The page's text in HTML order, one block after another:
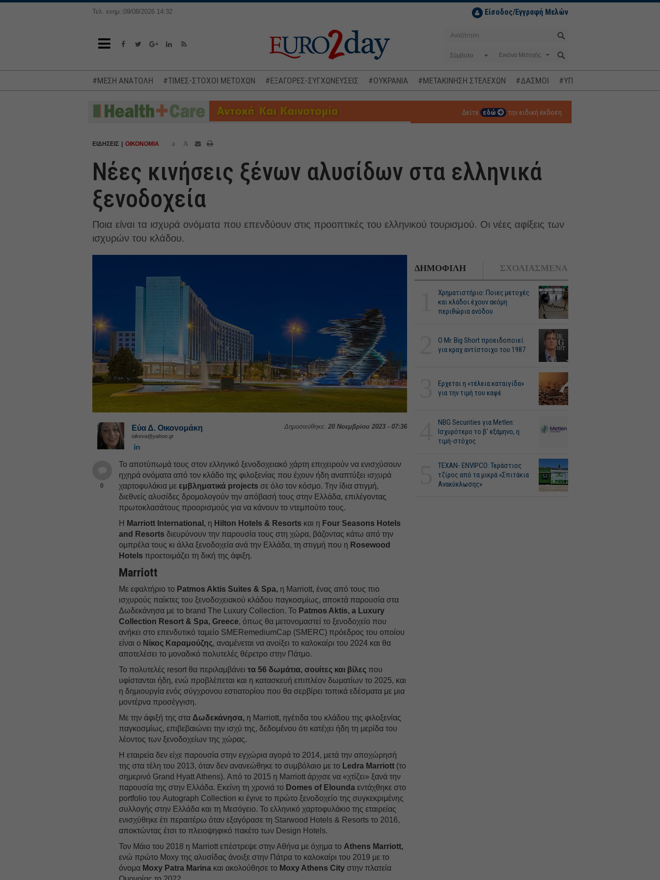
Τελ. ενημ.:09/08/2026 14:32 Είσοδος/Εγγραφή Μελών
Σύμβολο
#ΜΕΣΗ ΑΝΑΤΟΛΗ #ΤΙΜΕΣ-ΣΤΟΧΟΙ ΜΕΤΟΧΩΝ #ΕΞΑΓΟΡΕΣ-ΣΥΓΧΩΝΕΥΣΕΙΣ #ΟΥΚΡΑΝΙΑ #ΜΕΤΑΚΙΝΗΣΗ ΣΤΕΛΕΧΩΝ #ΔΑΣΜΟΙ #ΥΠΟΚΛΟΠΕΣ
Δείτε εδώ την ειδική έκδοση
ΕΙΔΗΣΕΙΣ ΟΙΚΟΝΟΜΙΑ a A
Νέες κινήσεις ξένων αλυσίδων στα ελληνικά
ξενοδοχεία
Ποια είναι τα ισχυρά ονόματα που επενδύουν στις προοπτικές του ελληνικού τουρισμού. Οι νέες αφίξεις των
ισχυρών του κλάδου.
Δημοσιεύθηκε: 20 Νοεμβρίου 2023 - 07:36
Εύα Δ. Οικονομάκη
oikeva@yahoo.gr
0
Το αποτύπωμά τους στον ελληνικό ξενοδοχειακό χάρτη επιχειρούν να ενισχύσουν
ηχηρά ονόματα από τον κλάδο της φιλοξενίας που έχουν ήδη αναπτύξει ισχυρά
χαρτοφυλάκια μεεμβληματικά projects σε όλο τον κόσμο. Την ίδια στιγμή,
διεθνείς αλυσίδες δρομολογούν την απόβασή τους στην Ελλάδα, επιλέγοντας
πρωτοκλασάτους προορισμούς για να κάνουν το ντεμπούτο τους.
Η Marriott International, η Hilton Hotels & Resorts και η Four Seasons Hotels
and Resorts διευρύνουν την παρουσία τους στη χώρα, βάζοντας κάτω από την
ομπρέλα τους κι άλλα ξενοδοχεία ανά την Ελλάδα, τη στιγμή που η Rosewood
Hotels προετοιμάζει τη δική της άφιξη.
Marriott
Με εφαλτήριο το Patmos Aktis Suites & Spa, η Marriott, ένας από τους πιο
ισχυρούς παίκτες του ξενοδοχειακού κλάδου παγκοσμίως, αποκτά παρουσία στα
Δωδεκάνησα με το brand The Luxury Collection. Το Patmos Aktis, a Luxury
Collection Resort & Spa, Greece, όπως θα μετονομαστεί το ξενοδοχείο που
ανήκει στο επενδυτικό ταμείο SMERemediumCap (SMERC) πρόεδρος του οποίου
είναι ο Νίκος Καραμούζης, αναμένεται να ανοίξει το καλοκαίρι του 2024 και θα
αποτελέσει το μοναδικό πολυτελές θέρετρο στην Πάτμο.
Το πολυτελές resort θα περιλαμβάνει τα 56 δωμάτια, σουίτες και βίλες που
υφίστανται ήδη, ενώ προβλέπεται και η κατασκευή επιπλέον δωματίων το 2025, και
η δημιουργία ενός σύγχρονου εστιατορίου που θα σερβίρει τοπικά εδέσματα με μια
μοντέρνα προσέγγιση.
Με την άφιξή της σταΔωδεκάνησα, η Marriott, ηγέτιδα του κλάδου της φιλοξενίας
παγκοσμίως, επιβεβαιώνει την ισχύ της, δεδομένου ότι κατέχει ήδη τη μερίδα του
λέοντος των ξενοδοχείων της χώρας.
Η εταιρεία δεν είχε παρουσία στην εγχώρια αγορά το 2014, μετά την αποχώρησή
της στα τέλη του 2013, όταν δεν ανανεώθηκε το συμβόλαιο με το Ledra Marriott (το
σημερινό Grand Hyatt Athens). Από το 2015 η Marriott άρχισε να «χτίζει» ξανά την
παρουσία της στην Ελλάδα. Εκείνη τη χρονιά το Domes of Elounda εντάχθηκε στο
portfolio του Autograph Collection κι έγινε το πρώτο ξενοδοχείο της συγκεκριμένης
συλλογής στην Ελλάδα και τη Μεσόγειο. Το ελληνικό χαρτοφυλάκιο της εταιρείας
ενισχύθηκε έτι περαιτέρω όταν εξαγόρασε τη Starwood Hotels & Resorts το 2016,
αποκτώντας έτσι το πλειοψηφικό πακέτο των Design Hotels.
Τον Μάιο του 2018 η Marriott επέστρεψε στην Αθήνα με όχημα το Athens Marriott,
ενώ πρώτο Moxy της αλυσίδας άνοιξε στην Πάτρα το καλοκαίρι του 2019 με το
όνομα Moxy Patra Marina και ακολούθησε το Moxy Athens City στην πλατεία
ΔΗΜΟΦΙΛΗ ΣΧΟΛΙΑΣΜΕΝΑ
Χρηματιστήριο: Ποιες μετοχές
και κλάδοι έχουν ακόμη
περιθώρια ανόδου
O Mr. Big Short προειδοποιεί
για κραχ αντίστοιχο του 1987
Ερχεται η «τέλεια καταιγίδα»
για την τιμή του καφέ
NBG Securities για Metlen:
Ισχυρότερο το β' εξάμηνο, η
τιμή-στόχος
ΤΕΧΑΝ- ENVIPCO: Τεράστιος
τζίρος από τα μικρά «Σπιτάκια
Ανακύκλωσης»